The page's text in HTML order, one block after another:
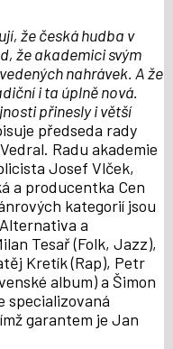
že česká hudba v
že akademici svým
nahrávek. A že
i ta úplně nová.
přinesly i větší
předseda rady
Radu akademie
Josef Vlček,
a producentka Cen
kategorií jsou
a
Tesař (Folk, Jazz),
Kretík (Rap), Petr
album) a Šimon
specializovaná
garantem je Jan